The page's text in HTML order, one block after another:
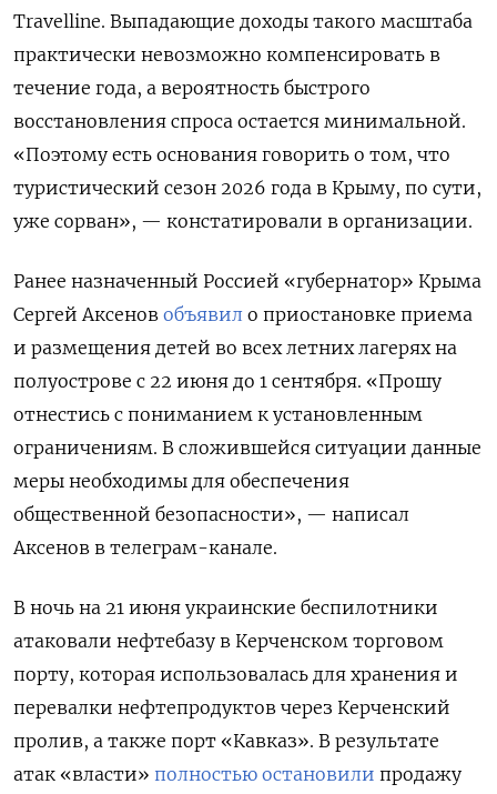
Travelline. Выпадающие доходы такого масштаба
практически невозможно компенсировать в
течение года, а вероятность быстрого
восстановления спроса остается минимальной.
«Поэтому есть основания говорить о том, что
туристический сезон 2026 года в Крыму, по сути,
уже сорван», — констатировали в организации.
Ранее назначенный Россией «губернатор» Крыма
Сергей Аксенов объявил о приостановке приема
и размещения детей во всех летних лагерях на
полуострове с 22 июня до 1 сентября. «Прошу
отнестись с пониманием к установленным
ограничениям. В сложившейся ситуации данные
меры необходимы для обеспечения
общественной безопасности», — написал
Аксенов в телеграм-канале.
В ночь на 21 июня украинские беспилотники
атаковали нефтебазу в Керченском торговом
порту, которая использовалась для хранения и
перевалки нефтепродуктов через Керченский
пролив, а также порт «Кавказ». В результате
атак «власти» полностью остановили продажу